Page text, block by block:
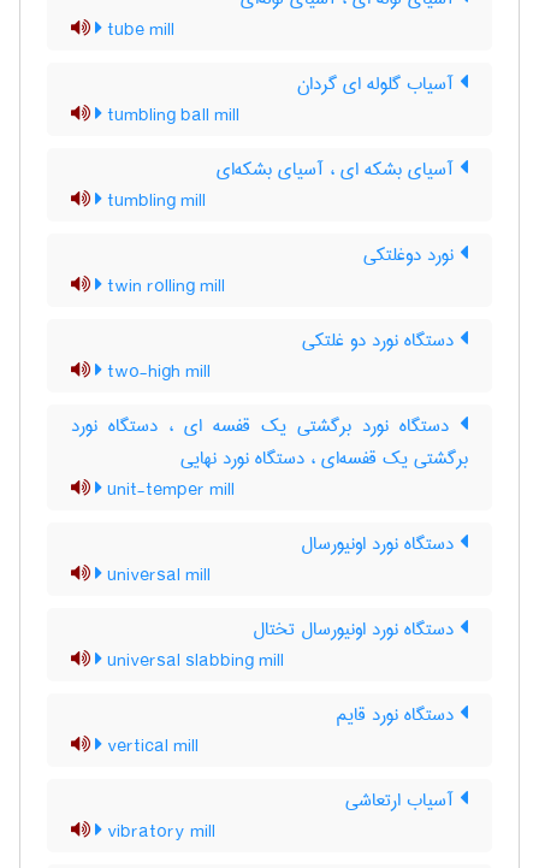
tube mill
آسیاب گلوله ای گردان
tumbling ball mill
آسیای بشکه ای ، آسیای بشکه‌ای
tumbling mill
نورد دوغلتکی
twin rolling mill
دستگاه نورد دو غلتکی
two-high mill
دستگاه نورد برگشتی یک قفسه ای ، دستگاه نورد
برگشتی یک قفسه‌ای ، دستگاه نورد نهایی
unit-temper mill
دستگاه نورد اونیورسال
universal mill
دستگاه نورد اونیورسال تختال
universal slabbing mill
دستگاه نورد قایم
vertical mill
آسیاب ارتعاشی
vibratory mill